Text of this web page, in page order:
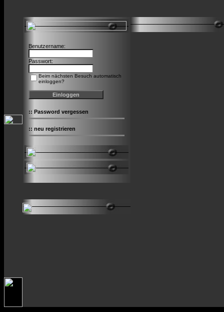
Benutzername:
Passwort:
Beim nächsten Besuch automatisch
einloggen?
:: Password vergessen
:: neu registrieren